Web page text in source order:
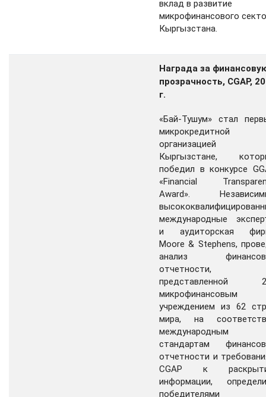
вклад в развитие
микрофинансового
Кыргызстана.
Награда за
прозрачность, СGAP,
г.
«Бай-Тушум» стал
микрокредитной
организацией
Кыргызстане,
победил в конкурсе
«Financial
Award».
международные
и аудиторская
Moore & Stephens,
анализ
отчетности,
представленной
микрофинансовым
учреждением из 62
мира, на
международным
стандартам
отчетности и
CGAP к
информации,
победителями